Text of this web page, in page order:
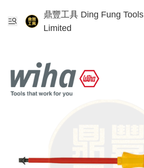
鼎豐工具 Ding Fung Tools
Limited